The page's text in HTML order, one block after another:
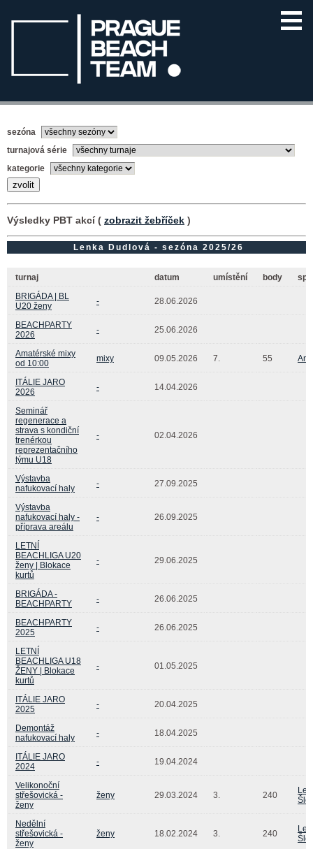
sezóna
turnajová série
kategorie
Výsledky PBT akcí ( zobrazit žebříček )
Lenka Dudlová - sezóna 2025/26
turnaj datum umístění body
BRIGÁDA | BL
U20 ženy
- 28.06.2026
BEACHPARTY
2026
- 25.06.2026
Amatérské mixy
od 10:00
mixy 09.05.2026 7. 55
ITÁLIE JARO
2026
- 14.04.2026
Seminář
regenerace a
strava s kondiční
trenérkou
reprezentačního
týmu U18
- 02.04.2026
Výstavba
nafukovací haly
- 27.09.2025
Výstavba
nafukovací haly -
příprava areálu
- 26.09.2025
LETNÍ
BEACHLIGA U20
ženy | Blokace
kurtů
- 29.06.2025
BRIGÁDA -
BEACHPARTY
- 26.06.2025
BEACHPARTY
2025
- 26.06.2025
LETNÍ
BEACHLIGA U18
ŽENY | Blokace
kurtů
- 01.05.2025
ITÁLIE JARO
2025
- 20.04.2025
Demontáž
nafukovací haly
- 18.04.2025
ITÁLIE JARO
2024
- 19.04.2024
Velikonoční
střešovická -
ženy
ženy 29.03.2024 3. 240
Nedělní
střešovická -
ženy
ženy 18.02.2024 3. 240